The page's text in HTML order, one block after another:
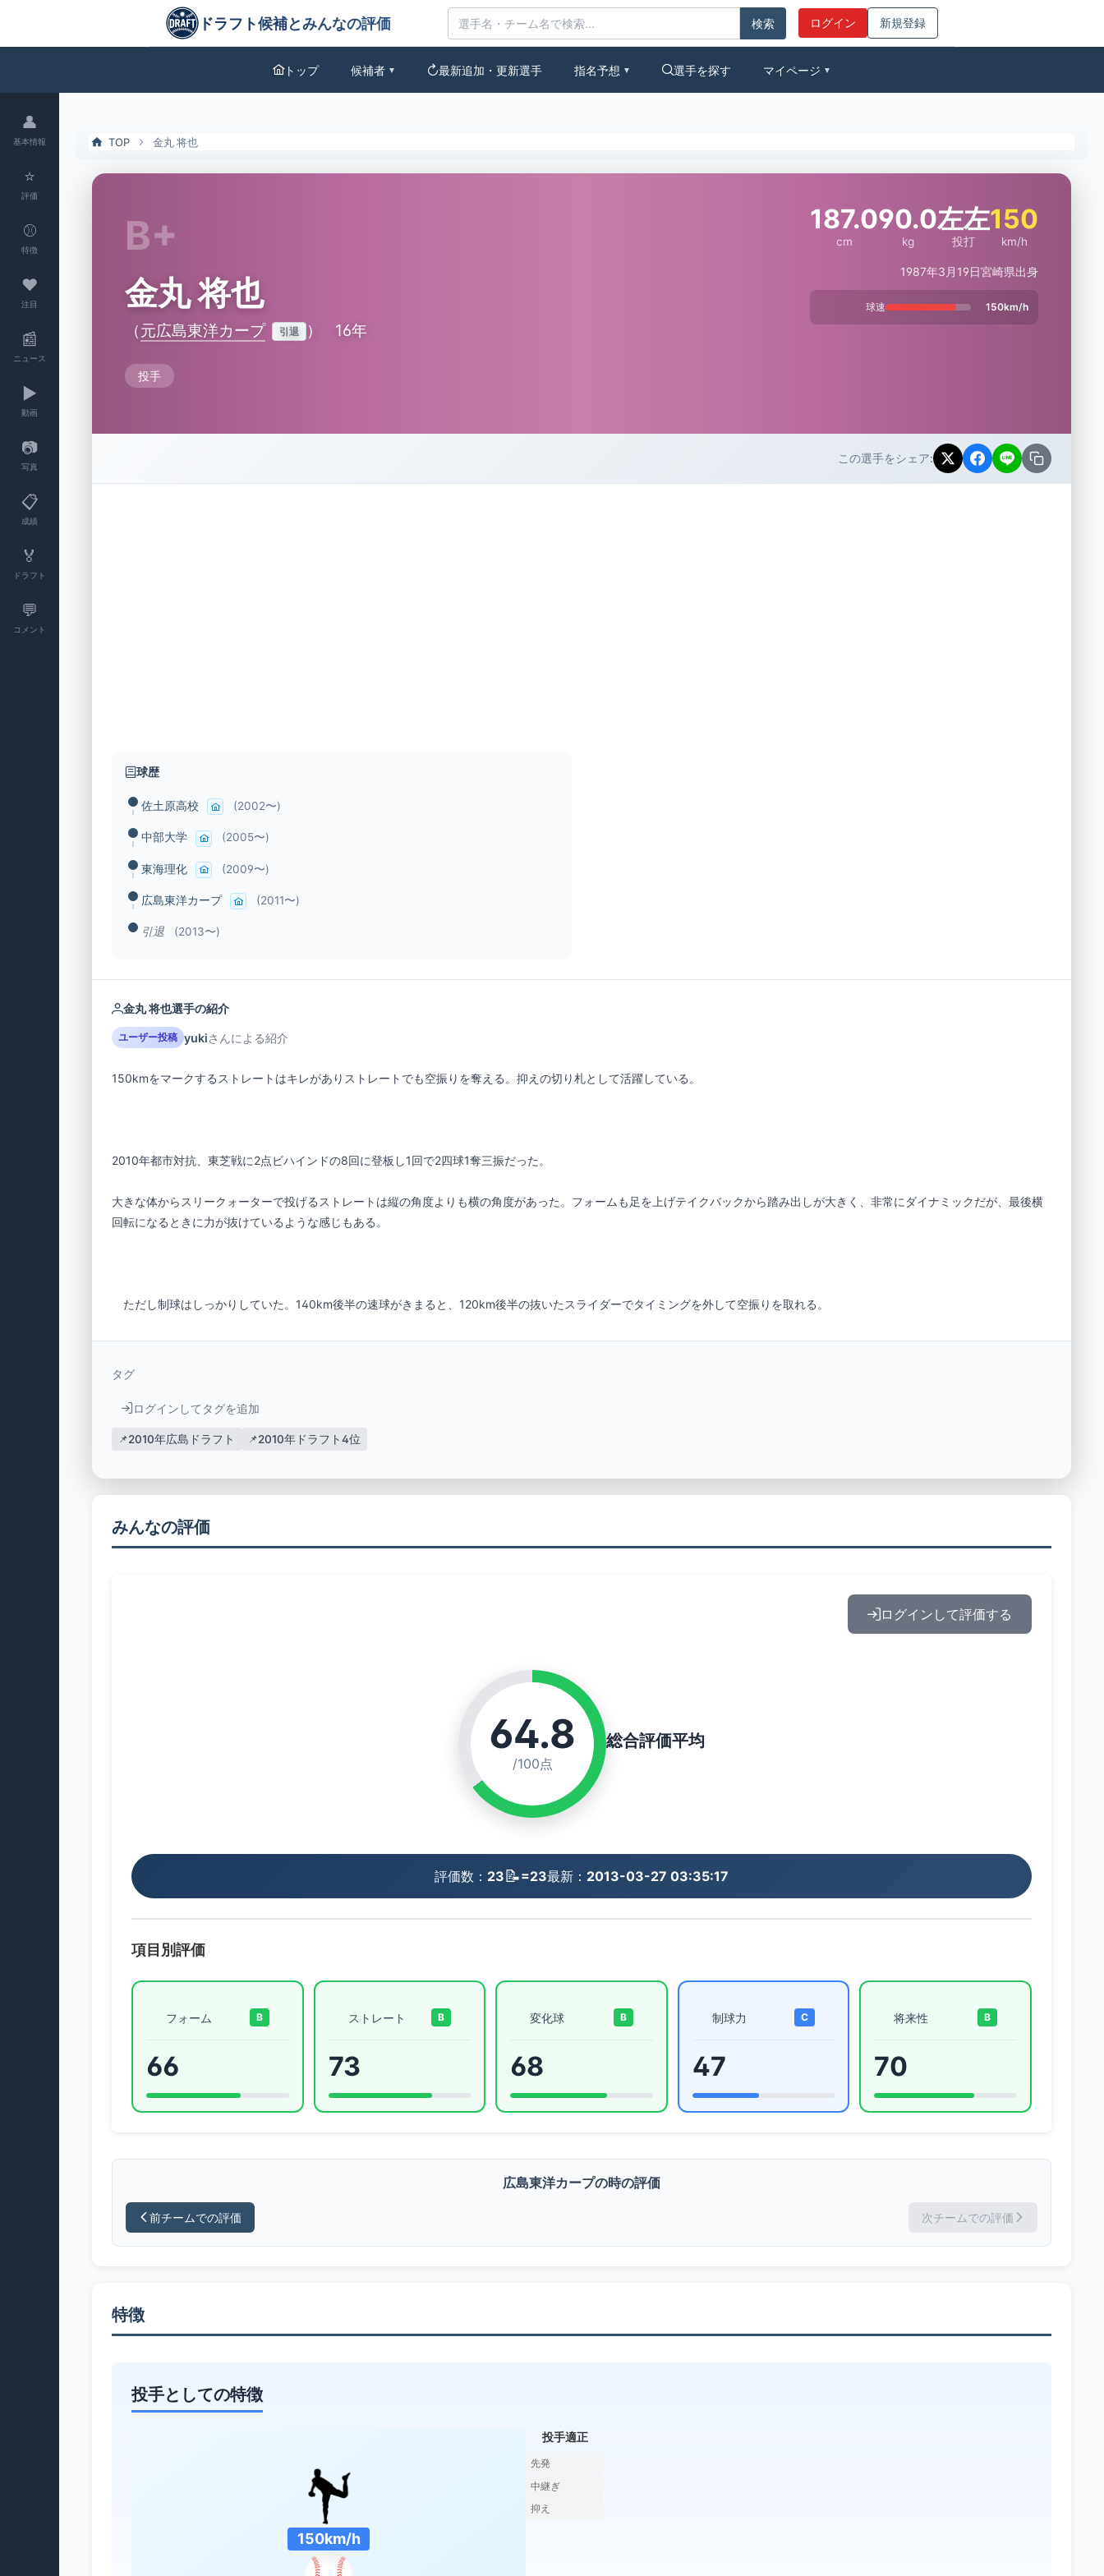
金丸 将也（元広島東洋カープ）の特徴とドラフト評価 | ドラフト候補とみんなの評価
ドラフト候補とみんなの評価
ログイン 新規登録
トップ 候補者 ▼ 最新追加・更新選手 指名予想 ▼ 選手を探す マイページ ▼
👤
基本情報
⭐
評価
⚾
特徴
❤
注目
📰
ニュース
▶️
動画
📷
写真
📋
成績
🏅
ドラフト
💬
コメント
TOP 金丸 将也
B+
金丸 将也
（元広島東洋カープ 引退 ） 16年
投手
187.0
cm
90.0
kg
左左
投打
150
km/h
1987年3月19日宮崎県出身
球速 150km/h
この選手をシェア:
球歴
佐土原高校 (2002〜)
中部大学 (2005〜)
東海理化 (2009〜)
広島東洋カープ (2011〜)
引退 (2013〜)
金丸 将也選手の紹介
ユーザー投稿 yukiさんによる紹介
大きな体からスリークォーターで投げるストレートは縦の角度よりも横の角度があった。フォームも足を上げテイクバックから踏み出しが大きく、非常にダイナミックだが、最後横
ただし制球はしっかりしていた。140km後半の速球がきまると、120km後半の抜いたスライダーでタイミングを外して空振りを取れる。
タグ
ログインしてタグを追加
📌2010年広島ドラフト 📌2010年ドラフト4位
みんなの評価
ログインして評価する
64.8
/100点
総合評価平均
評価数： 23📝=23最新： 2013-03-27 03:35:17
項目別評価
フォーム B
66
ストレート B
73
変化球 B
68
制球力 C
47
将来性 B
70
広島東洋カープの時の評価
前チームでの評価 次チームでの評価
特徴
投手としての特徴
150km/h
投手適正
先発
中継ぎ
抑え